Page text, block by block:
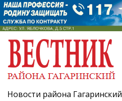
Новости района Гагаринский